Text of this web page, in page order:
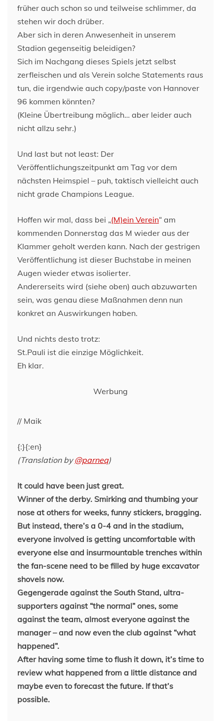
früher auch schon so und teilweise schlimmer, da
stehen wir doch drüber.
Aber sich in deren Anwesenheit in unserem
Stadion gegenseitig beleidigen?
Sich im Nachgang dieses Spiels jetzt selbst
zerfleischen und als Verein solche Statements raus
tun, die irgendwie auch copy/paste von Hannover
96 kommen könnten?
(Kleine Übertreibung möglich… aber leider auch
nicht allzu sehr.)
Und last but not least: Der
Veröffentlichungszeitpunkt am Tag vor dem
nächsten Heimspiel – puh, taktisch vielleicht auch
nicht grade Champions League.
Hoffen wir mal, dass bei „(M)ein Verein“ am
kommenden Donnerstag das M wieder aus der
Klammer geholt werden kann. Nach der gestrigen
Veröffentlichung ist dieser Buchstabe in meinen
Augen wieder etwas isolierter.
Andererseits wird (siehe oben) auch abzuwarten
sein, was genau diese Maßnahmen denn nun
konkret an Auswirkungen haben.
Und nichts desto trotz:
St.Pauli ist die einzige Möglichkeit.
Eh klar.
Werbung
// Maik
{:}{:en}
(Translation by@parneq)
It could have been just great.
Winner of the derby. Smirking and thumbing your
nose at others for weeks, funny stickers, bragging.
But instead, there’s a 0-4 and in the stadium,
everyone involved is getting uncomfortable with
everyone else and insurmountable trenches within
the fan-scene need to be filled by huge excavator
shovels now.
Gegengerade against the South Stand, ultra-
supporters against “the normal” ones, some
against the team, almost everyone against the
manager – and now even the club against “what
happened”.
After having some time to flush it down, it’s time to
review what happened from a little distance and
maybe even to forecast the future. If that’s
possible.